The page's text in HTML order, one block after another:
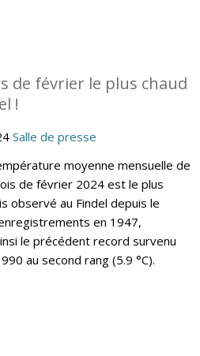
de février le plus chaud
!
Salle de presse
moyenne mensuelle de
de février 2024 est le plus
observé au Findel depuis le
en 1947,
le précédent record survenu
au second rang (5.9 °C).